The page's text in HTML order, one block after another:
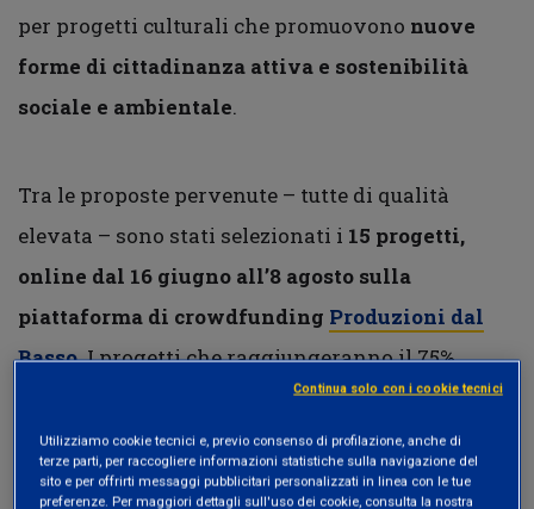
per progetti culturali che promuovono nuove
forme di cittadinanza attiva e sostenibilità
sociale e ambientale.
Tra le proposte pervenute – tutte di qualità
elevata – sono stati selezionati i 15 progetti,
online dal 16 giugno all’8 agosto sulla
piattaforma di crowdfunding Produzioni dal
Basso. I progetti che raggiungeranno il 75%
dell’obiettivo di raccolta riceveranno il restante
25% da Etica Sgr. Tale contributo è reso possibile
grazie alFondo per la microfinanza e il
Utilizziamo cookie tecnici e, previo consenso di profilazione, anche di
terze parti, per raccogliere informazioni statistiche sulla navigazione del
sito e per offrirti messaggi pubblicitari personalizzati in linea con le tue
preferenze. Per maggiori dettagli sull'uso dei cookie, consulta la nostra
Continua solo con i cookie tecnici